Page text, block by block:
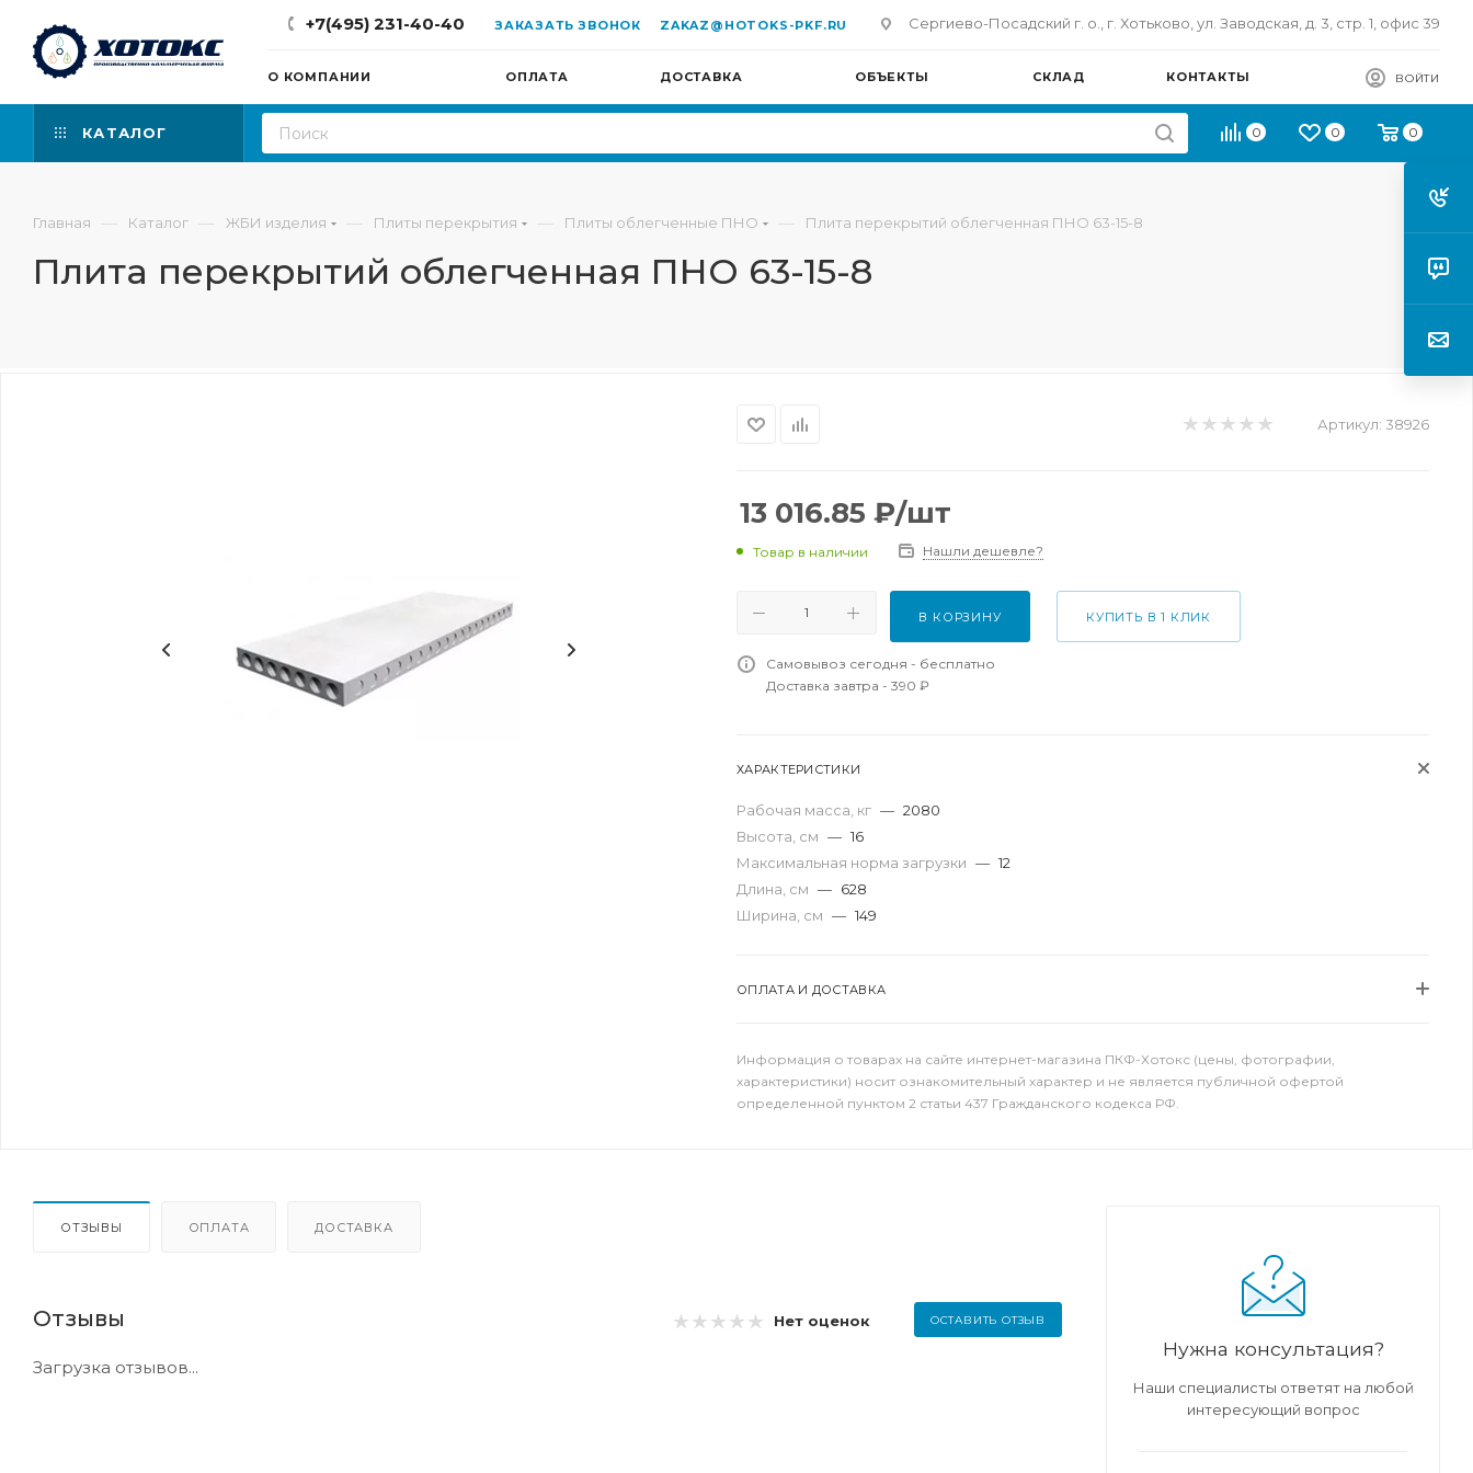
+7(495) 231-40-40 ЗАКАЗАТЬ ЗВОНОК ZAKAZ@HOTOKS-PKF.RU Сергиево-Посадский г. о., г. Хотьково, ул. Заводская, д. 3, стр. 1, офис 39
О КОМПАНИИ ОПЛАТА ДОСТАВКА ОБЪЕКТЫ СКЛАД КОНТАКТЫ ВОЙТИ
КАТАЛОГ 0 0 0
Главная — Каталог — ЖБИ изделия — Плиты перекрытия — Плиты облегченные ПНО — Плита перекрытий облегченная ПНО 63-15-8
Плита перекрытий облегченная ПНО 63-15-8
Артикул: 38926
13 016.85 ₽/шт
Товар в наличии Нашли дешевле?
В КОРЗИНУ КУПИТЬ В 1 КЛИК
Самовывоз сегодня - бесплатно
Доставка завтра - 390 ₽
ХАРАКТЕРИСТИКИ
Рабочая масса, кг — 2080
Высота, см — 16
Максимальная норма загрузки — 12
Длина, см — 628
Ширина, см — 149
ОПЛАТА И ДОСТАВКА
Информация о товарах на сайте интернет-магазина ПКФ-Хотокс (цены, фотографии,
характеристики) носит ознакомительный характер и не является публичной офертой
определенной пунктом 2 статьи 437 Гражданского кодекса РФ.
ОТЗЫВЫ ОПЛАТА ДОСТАВКА
Отзывы Нет оценок ОСТАВИТЬ ОТЗЫВ
Загрузка отзывов...
Нужна консультация?
Наши специалисты ответят на любой
интересующий вопрос